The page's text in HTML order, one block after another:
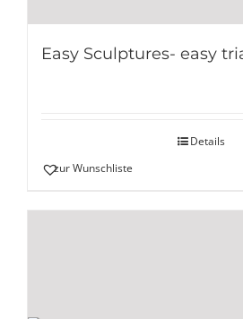
Easy Sculptures- easy
Details
zur Wunschliste